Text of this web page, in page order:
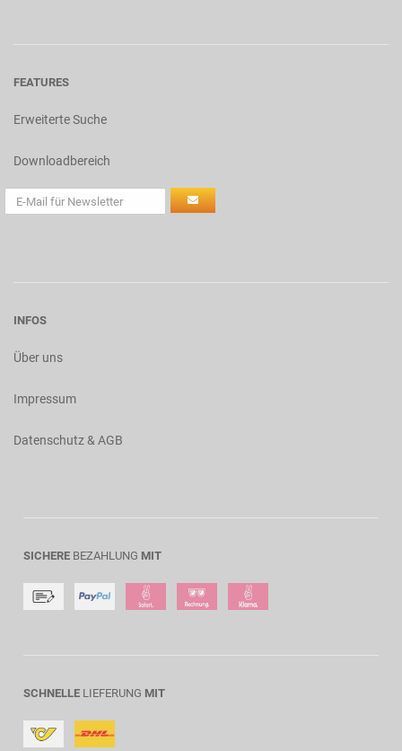
FEATURES
Erweiterte Suche
Downloadbereich
INFOS
Über uns
Impressum
Datenschutz & AGB
SICHERE BEZAHLUNG MIT
SCHNELLE LIEFERUNG MIT